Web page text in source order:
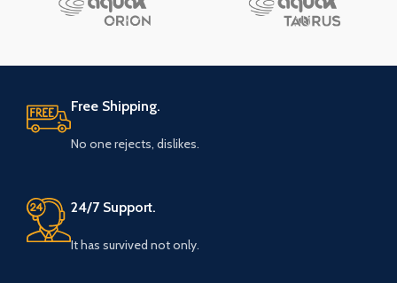
Free Shipping.
No one rejects, dislikes.
24/7 Support.
It has survived not only.